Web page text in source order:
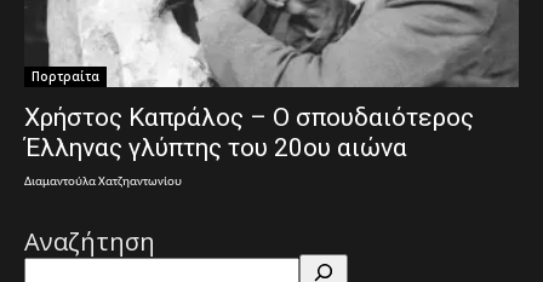
Πορτραίτα
Χρήστος Καπράλος – Ο σπουδαιότερος
Έλληνας γλύπτης του 20ου αιώνα
Διαμαντούλα Χατζηαντωνίου
Αναζήτηση